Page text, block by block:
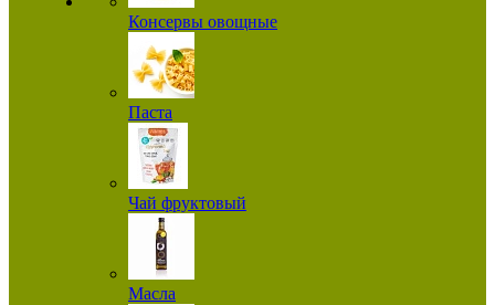
Консервы овощные
Паста
Чай фруктовый
Масла